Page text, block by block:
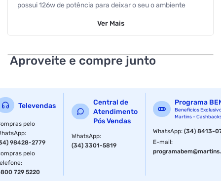
possui 126w de potência para deixar o seu o ambiente
o fluxo de ar seja distribuído por todo o ambiente. Ideal para
Potência de 126w:
distribuição de ar.
Segurança e Limpeza:
Pés antiderrapantes que garante mais estabilidade e
segurança. Praticidade na hora de montar e desmontar
para guardar ou limpar.
Design:
Ver Mais
Aproveite e compre junto
Televendas
pelo
:
98428-2779
pelo
:
729 5220
Central de
Atendimento
Pós Vendas
WhatsApp:
(34) 3301-5819
Programa
Benefícios
Martins -
WhatsApp:(34) 8413-
E-mail: